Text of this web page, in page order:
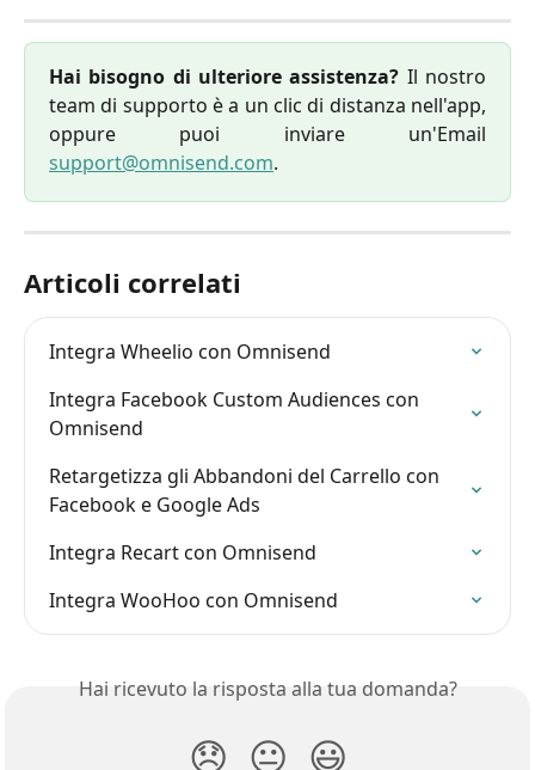
Hai bisogno di ulteriore assistenza? Il nostro
team di supporto è a un clic di distanza nell'app,
oppure puoi inviare un'Email
support@omnisend.com.
Articoli correlati
Integra Wheelio con Omnisend
Integra Facebook Custom Audiences con
Omnisend
Retargetizza gli Abbandoni del Carrello con
Facebook e Google Ads
Integra Recart con Omnisend
Integra WooHoo con Omnisend
Hai ricevuto la risposta alla tua domanda?
😞 😐 😃